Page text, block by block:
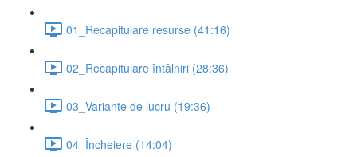
01_Recapitulare resurse (41:16)
02_Recapitulare întâlniri (28:36)
03_Variante de lucru (19:36)
04_Încheiere (14:04)